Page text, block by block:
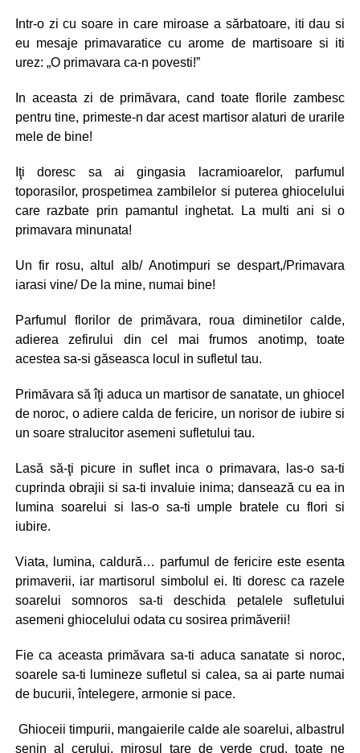
Intr-o zi cu soare in care miroase a sărbatoare, iti dau si
eu mesaje primavaratice cu arome de martisoare si iti
urez: „O primavara ca-n povesti!”
In aceasta zi de primăvara, cand toate florile zambesc
pentru tine, primeste-n dar acest martisor alaturi de urarile
mele de bine!
Iţi doresc sa ai gingasia lacramioarelor, parfumul
toporasilor, prospetimea zambilelor si puterea ghiocelului
care razbate prin pamantul inghetat. La multi ani si o
primavara minunata!
Un fir rosu, altul alb/ Anotimpuri se despart,/Primavara
iarasi vine/ De la mine, numai bine!
Parfumul florilor de primăvara, roua diminetilor calde,
adierea zefirului din cel mai frumos anotimp, toate
acestea sa-si găseasca locul in sufletul tau.
Primăvara să îţi aduca un martisor de sanatate, un ghiocel
de noroc, o adiere calda de fericire, un norisor de iubire si
un soare stralucitor asemeni sufletului tau.
Lasă să-ţi picure in suflet inca o primavara, las-o sa-ti
cuprinda obrajii si sa-ti invaluie inima; dansează cu ea in
lumina soarelui si las-o sa-ti umple bratele cu flori si
iubire.
Viata, lumina, caldură… parfumul de fericire este esenta
primaverii, iar martisorul simbolul ei. Iti doresc ca razele
soarelui somnoros sa-ti deschida petalele sufletului
asemeni ghiocelului odata cu sosirea primăverii!
Fie ca aceasta primăvara sa-ti aduca sanatate si noroc,
soarele sa-ti lumineze sufletul si calea, sa ai parte numai
de bucurii, întelegere, armonie si pace.
Ghioceii timpurii, mangaierile calde ale soarelui, albastrul
senin al cerului, mirosul tare de verde crud, toate ne